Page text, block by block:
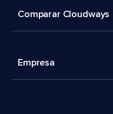
Comparar Cloudways
Empresa